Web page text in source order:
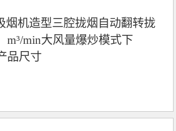
烟机造型三腔拢烟自动翻转拢
m³/min大风量爆炒模式下
品尺寸